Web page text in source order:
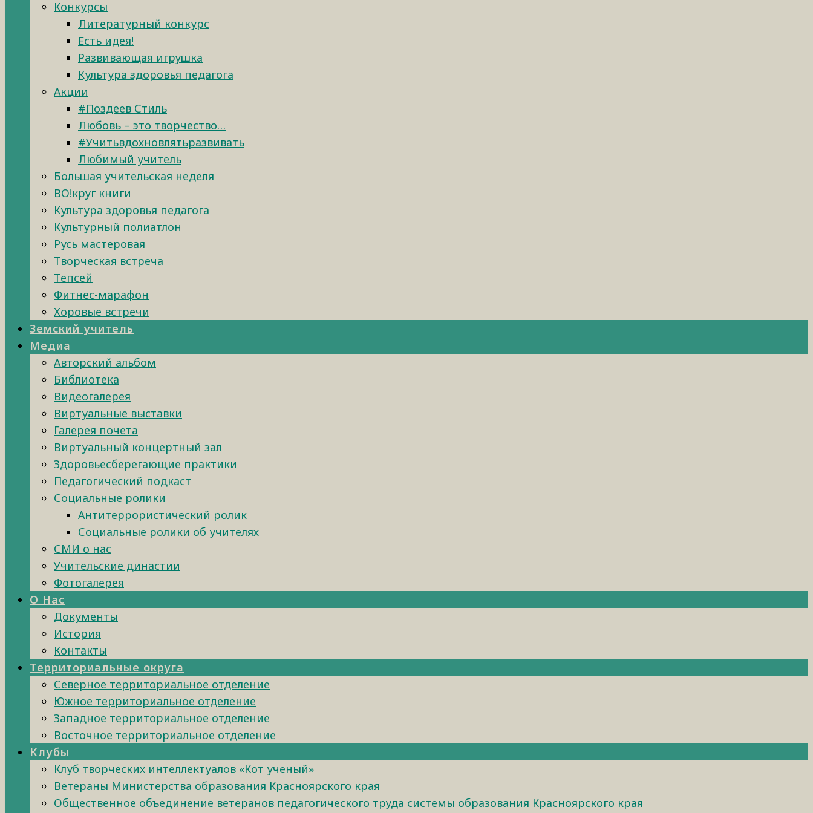
Конкурсы
Литературный конкурс
Есть идея!
Развивающая игрушка
Культура здоровья педагога
Акции
#Поздеев Стиль
Любовь – это творчество…
#Учитьвдохновлятьразвивать
Любимый учитель
Большая учительская неделя
ВО!круг книги
Культура здоровья педагога
Культурный полиатлон
Русь мастеровая
Творческая встреча
Тепсей
Фитнес-марафон
Хоровые встречи
Земский учитель
Медиа
Авторский альбом
Библиотека
Видеогалерея
Виртуальные выставки
Галерея почета
Виртуальный концертный зал
Здоровьесберегающие практики
Педагогический подкаст
Социальные ролики
Антитеррористический ролик
Социальные ролики об учителях
СМИ о нас
Учительские династии
Фотогалерея
О Нас
Документы
История
Контакты
Территориальные округа
Северное территориальное отделение
Южное территориальное отделение
Западное территориальное отделение
Восточное территориальное отделение
Клубы
Клуб творческих интеллектуалов «Кот ученый»
Ветераны Министерства образования Красноярского края
Общественное объединение ветеранов педагогического труда системы образования Красноярского края